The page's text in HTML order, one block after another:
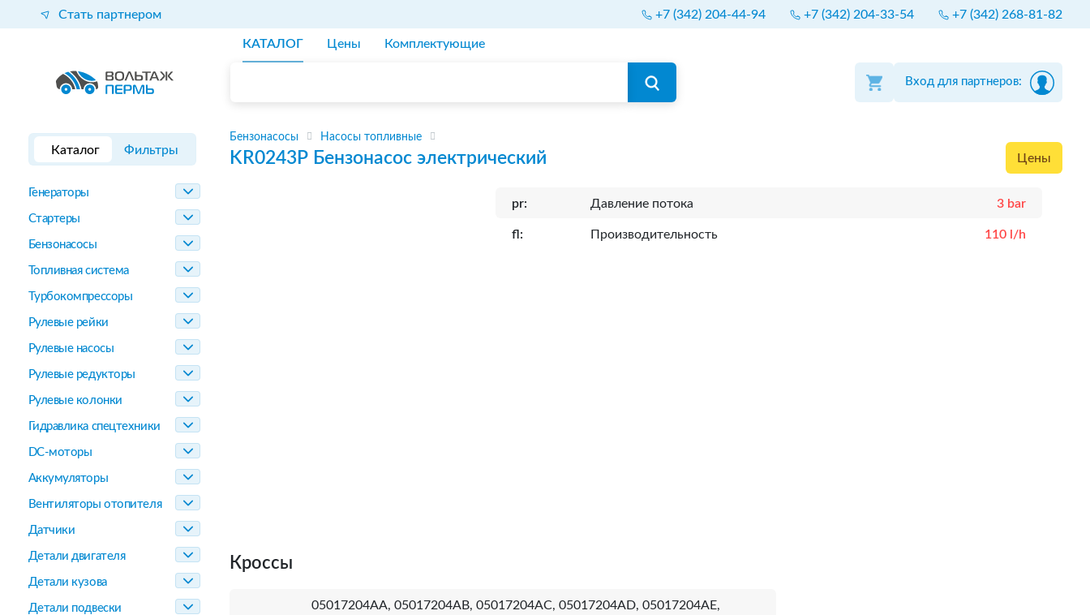
Стать партнером +7 (342) 204-44-94 +7 (342) 204-33-54 +7 (342) 268-81-82
КАТАЛОГ Цены Комплектующие
Вход для партнеров:
Каталог Фильтры
Генераторы
Стартеры
Бензонасосы
Топливная система
Турбокомпрессоры
Рулевые рейки
Рулевые насосы
Рулевые редукторы
Рулевые колонки
Гидравлика спецтехники
DC-моторы
Аккумуляторы
Вентиляторы отопителя
Датчики
Детали двигателя
Детали кузова
Детали подвески
Бензонасосы Насосы топливные
KR0243P Бензонасос электрический Цены
pr: Давление потока 3 bar
fl: Производительность 110 l/h
Кроссы
05017204AA, 05017204AB, 05017204AC, 05017204AD, 05017204AE,